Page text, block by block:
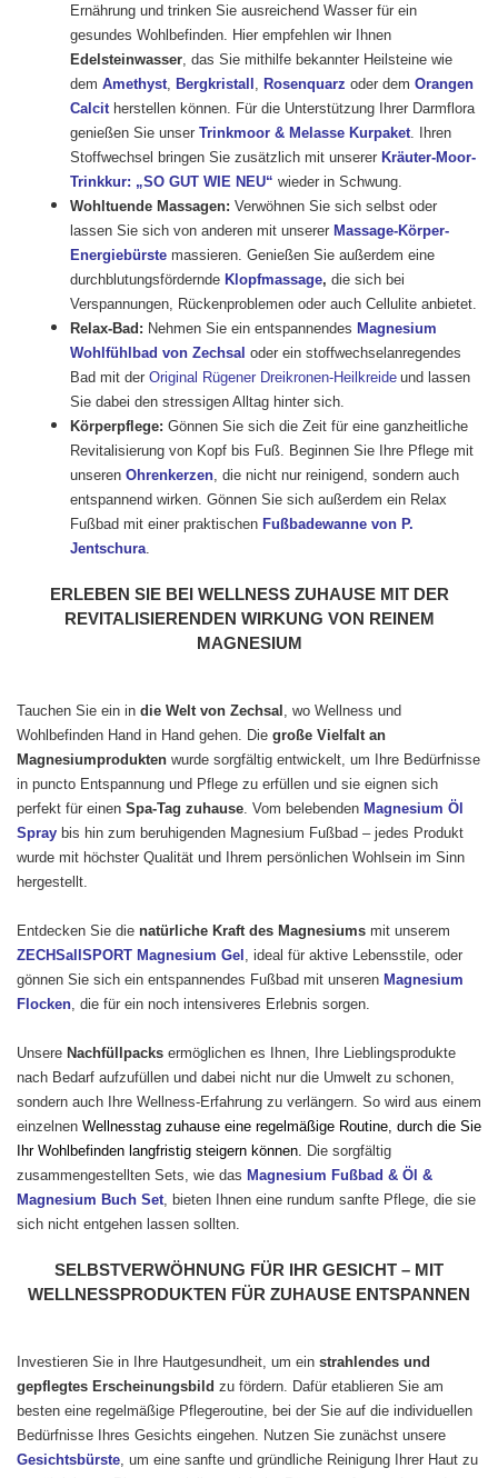
Ernährung und trinken Sie ausreichend Wasser für ein
gesundes Wohlbefinden. Hier empfehlen wir Ihnen
Edelsteinwasser, das Sie mithilfe bekannter Heilsteine wie
dem Amethyst, Bergkristall , Rosenquarz oder dem Orangen
Calcitherstellen können. Für die Unterstützung Ihrer Darmflora
genießen Sie unser Trinkmoor & Melasse Kurpaket. Ihren
Stoffwechsel bringen Sie zusätzlich mit unserer Kräuter-Moor-
Trinkkur: „SO GUT WIE NEU“ wieder in Schwung.
Wohltuende Massagen: Verwöhnen Sie sich selbst oder
lassen Sie sich von anderen mit unserer Massage-Körper-
Energiebürste massieren. Genießen Sie außerdem eine
durchblutungsfördernde Klopfmassage, die sich bei
Verspannungen, Rückenproblemen oder auch Cellulite anbietet.
Relax-Bad: Nehmen Sie ein entspannendes Magnesium
Wohlfühlbad von Zechsal oder ein stoffwechselanregendes
Bad mit der Original Rügener Dreikronen-Heilkreide und lassen
Sie dabei den stressigen Alltag hinter sich.
Körperpflege: Gönnen Sie sich die Zeit für eine ganzheitliche
Revitalisierung von Kopf bis Fuß. Beginnen Sie Ihre Pflege mit
unseren Ohrenkerzen, die nicht nur reinigend, sondern auch
entspannend wirken. Gönnen Sie sich außerdem ein Relax
Fußbad mit einer praktischen Fußbadewanne von P.
Jentschura.
ERLEBEN SIE BEI WELLNESS ZUHAUSE MIT DER
REVITALISIERENDEN WIRKUNG VON REINEM
MAGNESIUM
Tauchen Sie ein in die Welt von Zechsal , wo Wellness und
Wohlbefinden Hand in Hand gehen. Die große Vielfalt an
Magnesiumprodukten wurde sorgfältig entwickelt, um Ihre Bedürfnisse
in puncto Entspannung und Pflege zu erfüllen und sie eignen sich
perfekt für einen Spa-Tag zuhause. Vom belebenden Magnesium Öl
Spray bis hin zum beruhigenden Magnesium Fußbad – jedes Produkt
wurde mit höchster Qualität und Ihrem persönlichen Wohlsein im Sinn
hergestellt.
Entdecken Sie die natürliche Kraft des Magnesiums mit unserem
ZECHSallSPORT Magnesium Gel , ideal für aktive Lebensstile, oder
gönnen Sie sich ein entspannendes Fußbad mit unseren Magnesium
Flocken, die für ein noch intensiveres Erlebnis sorgen.
Unsere Nachfüllpacks ermöglichen es Ihnen, Ihre Lieblingsprodukte
nach Bedarf aufzufüllen und dabei nicht nur die Umwelt zu schonen,
sondern auch Ihre Wellness-Erfahrung zu verlängern. So wird aus einem
einzelnen Wellnesstag zuhause eine regelmäßige Routine, durch die Sie
Ihr Wohlbefinden langfristig steigern können. Die sorgfältig
zusammengestellten Sets, wie das Magnesium Fußbad & Öl &
Magnesium Buch Set, bieten Ihnen eine rundum sanfte Pflege, die sie
sich nicht entgehen lassen sollten.
SELBSTVERWÖHNUNG FÜR IHR GESICHT – MIT
WELLNESSPRODUKTEN FÜR ZUHAUSE ENTSPANNEN
Investieren Sie in Ihre Hautgesundheit, um ein strahlendes und
gepflegtes Erscheinungsbild zu fördern. Dafür etablieren Sie am
besten eine regelmäßige Pflegeroutine, bei der Sie auf die individuellen
Bedürfnisse Ihres Gesichts eingehen. Nutzen Sie zunächst unsere
Gesichtsbürste, um eine sanfte und gründliche Reinigung Ihrer Haut zu